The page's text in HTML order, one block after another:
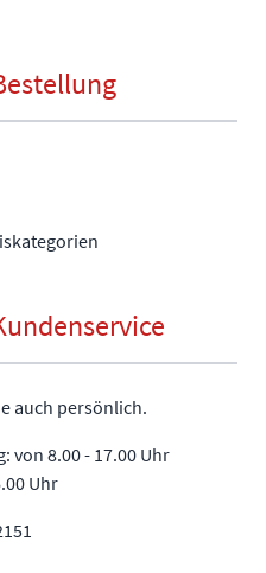
auch persönlich.
von 8.00 - 17.00 Uhr
Uhr